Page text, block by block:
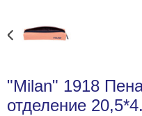
"Milan" 1918
отделение